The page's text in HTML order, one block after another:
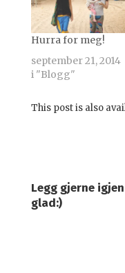
Hurra for meg!
september 21, 2014
i "Blogg"
This post is also
Legg gjerne
glad:)